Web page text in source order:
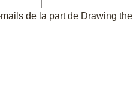
de la part de Drawing the